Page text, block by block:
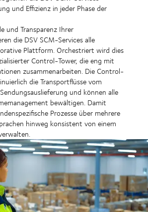
und Effizienz in jeder Phase der
und Transparenz Ihrer
die DSV SCM-Services alle
Plattform. Orchestriert wird dies
Control-Tower, die eng mit
zusammenarbeiten. Die Control-
die Transportflüsse vom
und können alle
bewältigen. Damit
Prozesse über mehrere
hinweg konsistent von einem